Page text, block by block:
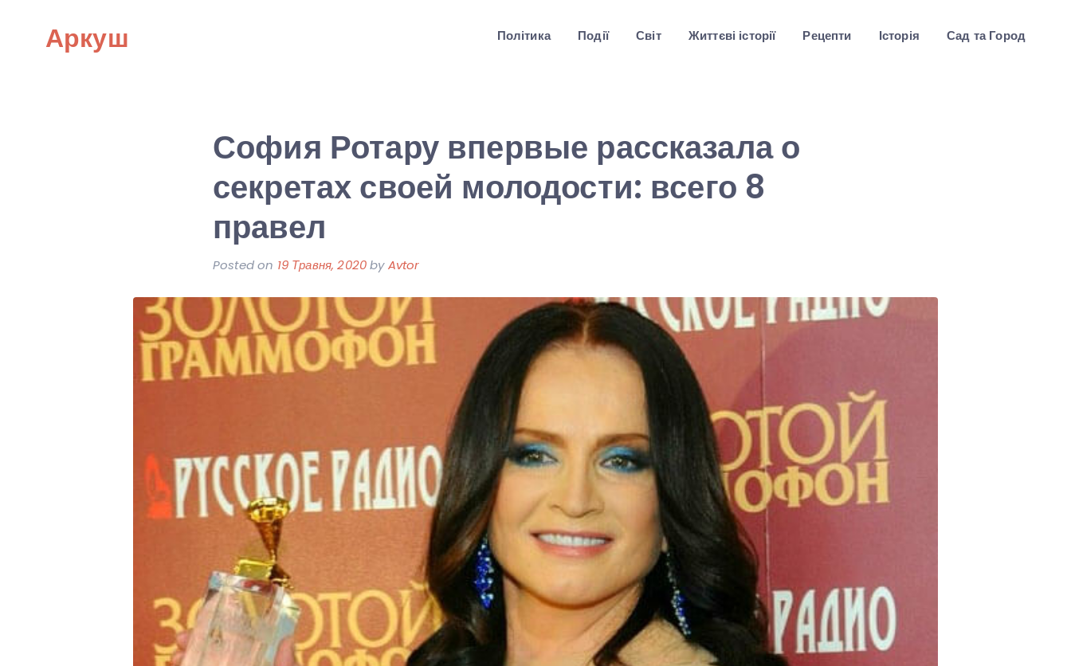
Аркуш Політика Події Світ Життєві історії Рецепти Історія Сад та Город
София Ротару впервые рассказала о
секретах своей молодости: всего 8
правел
Posted on 19 Травня, 2020byAvtor